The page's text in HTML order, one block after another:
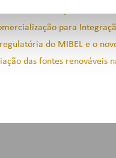
de Serviços de
para
do MIBEL e o
das fontes renováveis